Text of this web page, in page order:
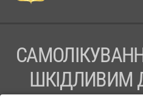
ШКІДЛИВИМ